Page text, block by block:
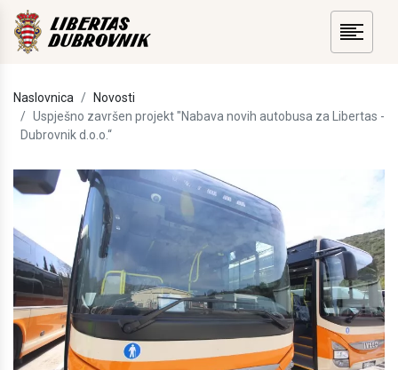
Naslovnica
Novosti
Uspješno završen projekt "Nabava novih autobusa za Libertas -
Dubrovnik d.o.o.“